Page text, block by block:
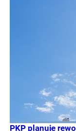
PKP planuje